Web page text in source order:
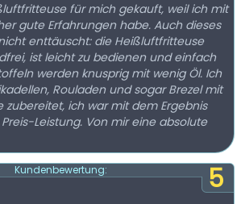
für mich gekauft, weil ich mit
gute Erfahrungen habe. Auch dieses
enttäuscht: die Heißluftfritteuse
ist leicht zu bedienen und einfach
werden knusprig mit wenig Öl. Ich
Rouladen und sogar Brezel mit
ich war mit dem Ergebnis
Leistung. Von mir eine absolute
5
Kundenbewertung: